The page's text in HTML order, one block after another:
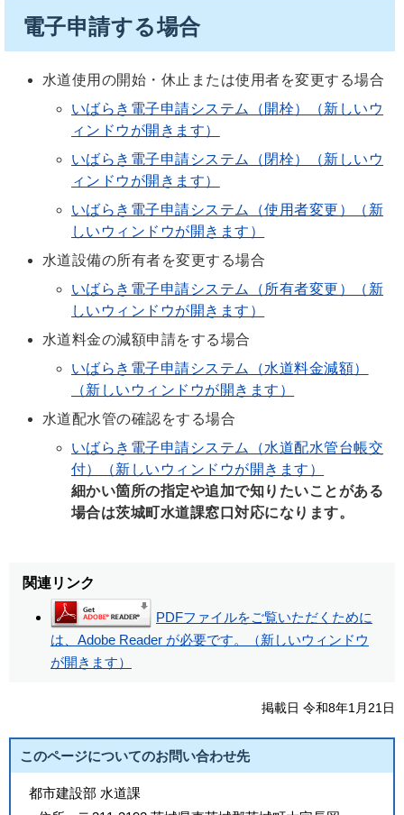
電子申請する場合
水道使用の開始・休止または使用者を変更する場合
いばらき電子申請システム（開栓）（新しいウ
ィンドウが開きます）
いばらき電子申請システム（閉栓）（新しいウ
ィンドウが開きます）
いばらき電子申請システム（使用者変更）（新
しいウィンドウが開きます）
水道設備の所有者を変更する場合
いばらき電子申請システム（所有者変更）（新
しいウィンドウが開きます）
水道料金の減額申請をする場合
いばらき電子申請システム（水道料金減額）
（新しいウィンドウが開きます）
水道配水管の確認をする場合
いばらき電子申請システム（水道配水管台帳交
付）（新しいウィンドウが開きます）
細かい箇所の指定や追加で知りたいことがある
場合は茨城町水道課窓口対応になります。
関連リンク
PDFファイルをご覧いただくために
は、Adobe Reader が必要です。（新しいウィンドウ
が開きます）
掲載日 令和8年1月21日
このページについてのお問い合わせ先
都市建設部 水道課